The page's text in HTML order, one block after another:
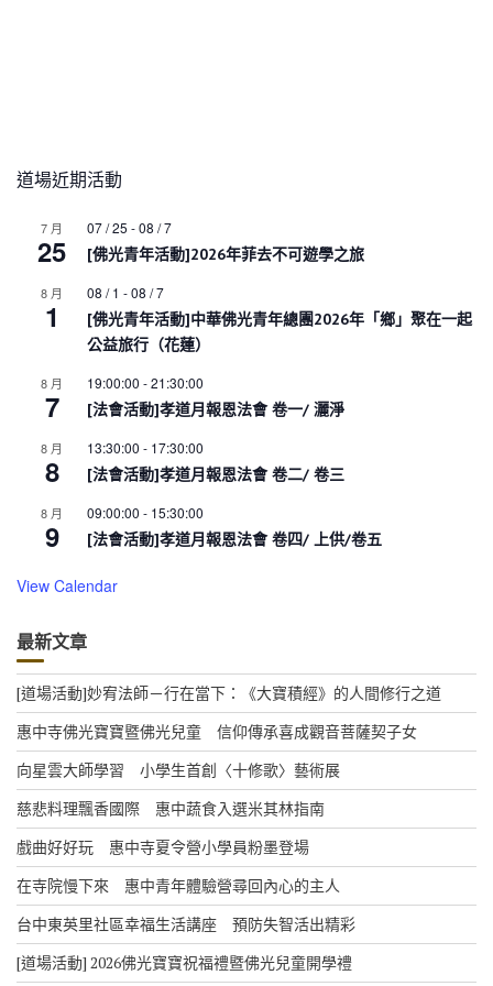
道場近期活動
7 月
25
07 / 25 -08 / 7
[佛光青年活動]2026年菲去不可遊學之旅
8 月
1
08 / 1 -08 / 7
[佛光青年活動]中華佛光青年總團2026年「鄉」聚在一起
公益旅行（花蓮）
8 月
7
19:00:00 -21:30:00
[法會活動]孝道月報恩法會 卷一/ 灑淨
8 月
8
13:30:00 - 17:30:00
[法會活動]孝道月報恩法會 卷二/ 卷三
8 月
9
09:00:00 - 15:30:00
[法會活動]孝道月報恩法會 卷四/ 上供/卷五
View Calendar
最新文章
[道場活動]妙宥法師－行在當下：《大寶積經》的人間修行之道
惠中寺佛光寶寶暨佛光兒童 信仰傳承喜成觀音菩薩契子女
向星雲大師學習 小學生首創〈十修歌〉藝術展
慈悲料理飄香國際 惠中蔬食入選米其林指南
戲曲好好玩 惠中寺夏令營小學員粉墨登場
在寺院慢下來 惠中青年體驗營尋回內心的主人
台中東英里社區幸福生活講座 預防失智活出精彩
[道場活動] 2026佛光寶寶祝福禮暨佛光兒童開學禮